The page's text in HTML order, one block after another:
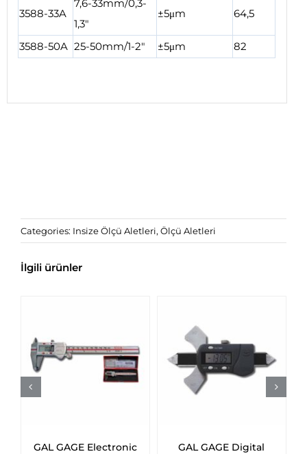
3588-33A
7,6-33mm/0,3-
1,3″
±5μm 64,5
3588-50A 25-50mm/1-2″ ±5μm 82
Categories: Insize Ölçü Aletleri, Ölçü Aletleri
İlgili ürünler
GAL GAGE Electronic
GAL GAGE Digital